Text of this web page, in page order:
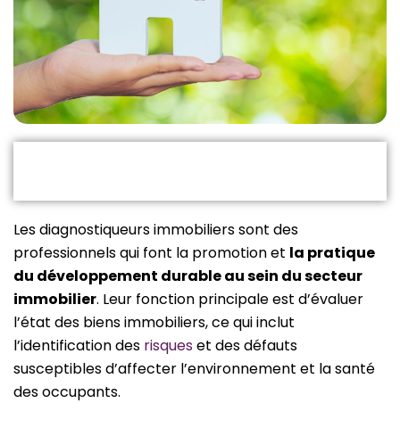
Les diagnostiqueurs immobiliers sont des
professionnels qui font la promotion et la pratique
du développement durable au sein du secteur
immobilier. Leur fonction principale est d’évaluer
l’état des biens immobiliers, ce qui inclut
l’identification des risqueset des défauts
susceptibles d’affecter l’environnement et la santé
des occupants.